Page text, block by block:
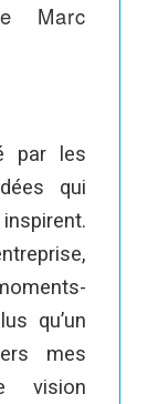
Marc
par les
qui
qu’un
mes
vision